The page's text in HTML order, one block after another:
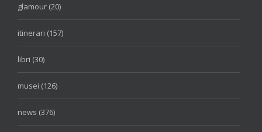
glamour (20)
itinerari (157)
libri (30)
musei (126)
news (376)